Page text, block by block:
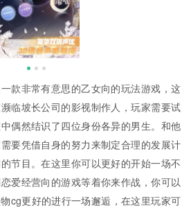
款非常有意思的乙女向的玩法游戏，这
临坡长公司的影视制作人，玩家需要试
偶然结识了四位身份各异的男生。和他
要凭借自身的努力来制定合理的发展计
节目。在这里你可以更好的开始一场不
爱经营向的游戏等着你来作战，你可以
cg更好的进行一场邂逅，在这里玩家可